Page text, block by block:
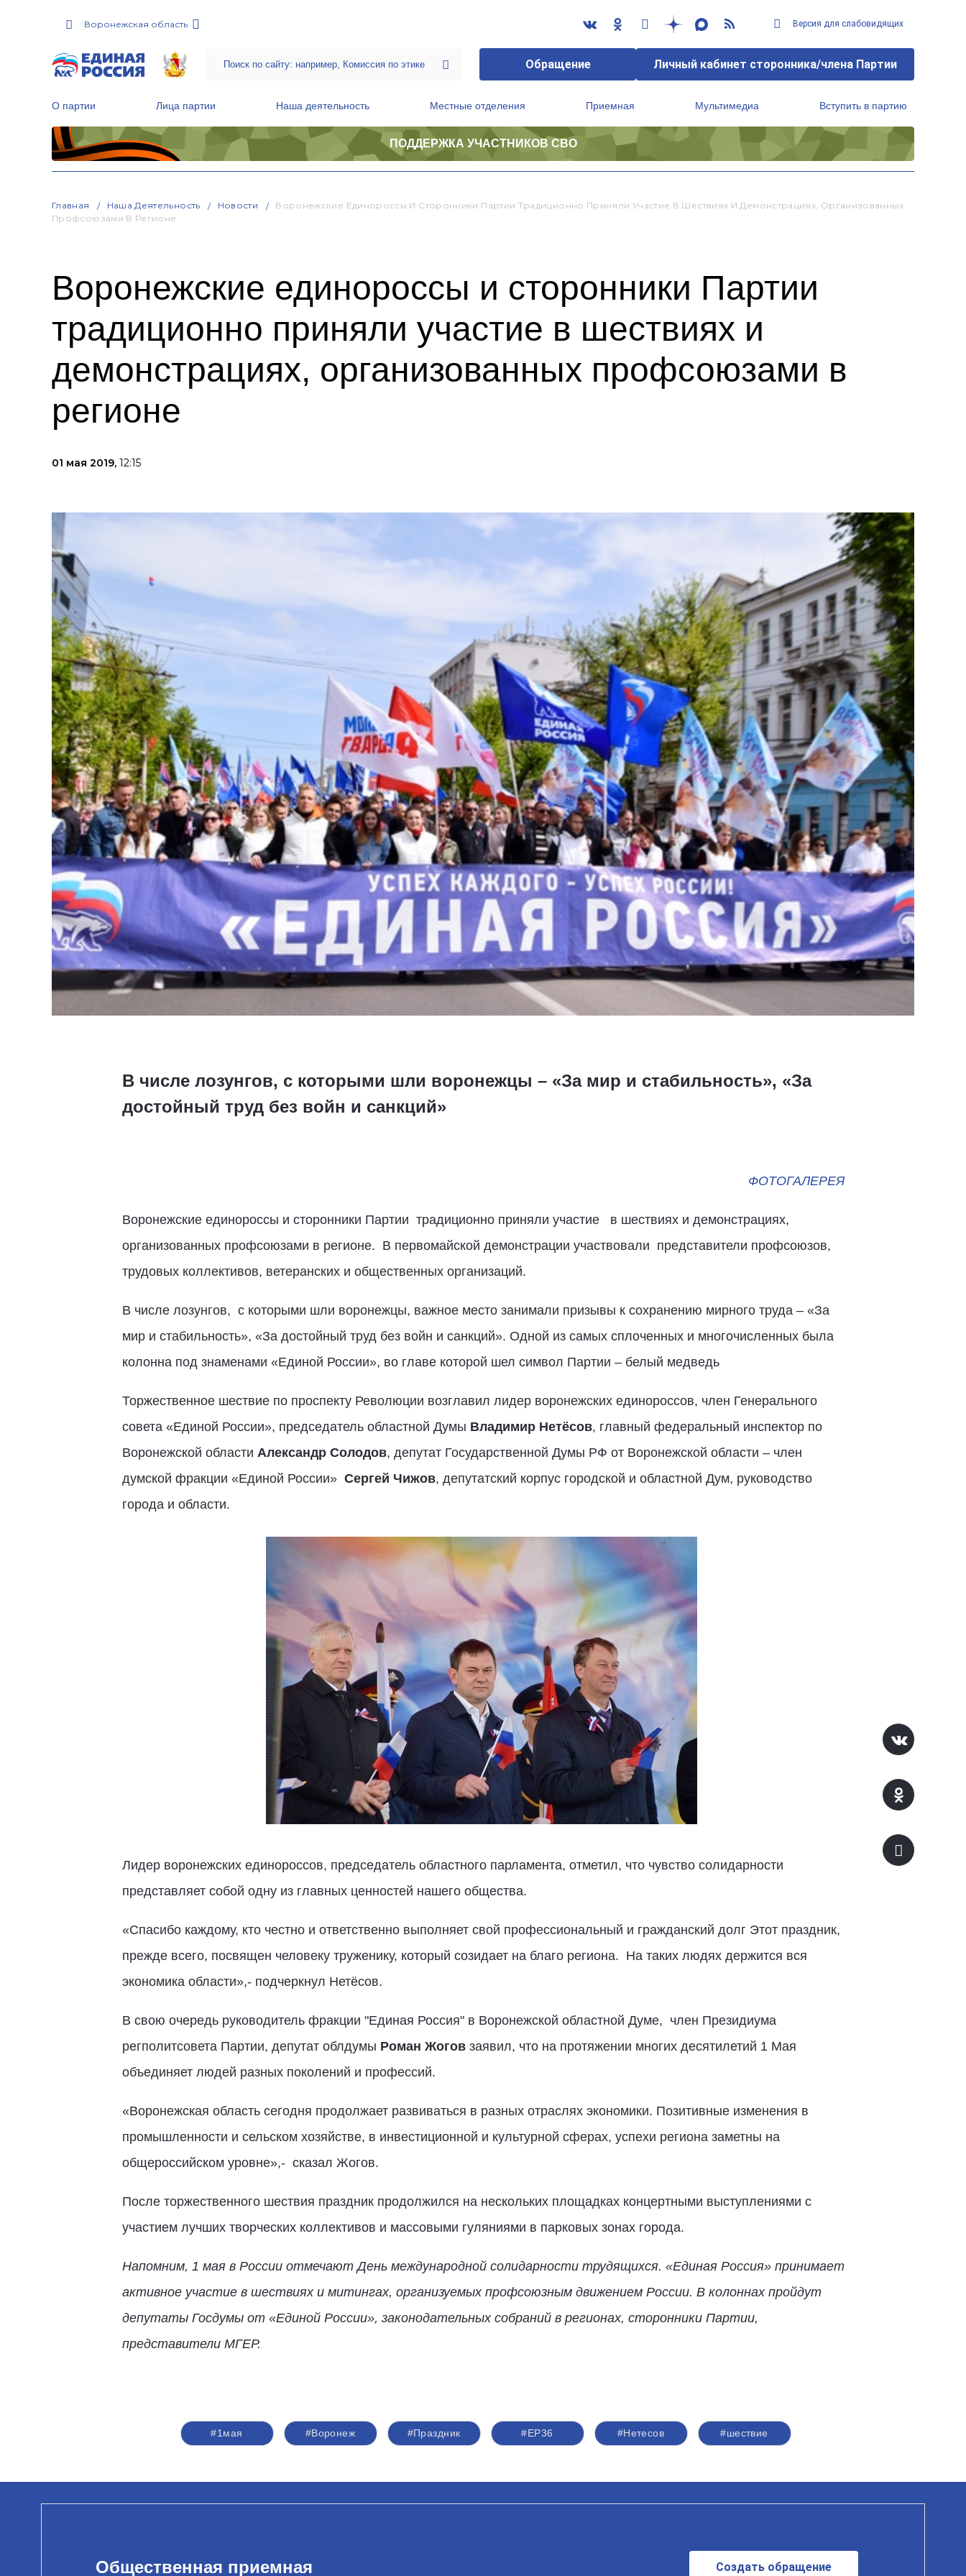
Воронежская область Версия для слабовидящих
Обращение Личный кабинет сторонника/члена Партии
О партии Лица партии Наша деятельность Местные отделения Приемная Мультимедиа Вступить в партию
ПОДДЕРЖКА УЧАСТНИКОВ СВО
Главная Наша Деятельность Новости
Воронежские Единороссы И Сторонники Партии Традиционно Приняли Участие В Шествиях И Демонстрациях, Организованных
Профсоюзами В Регионе
Воронежские единороссы и сторонники Партии
традиционно приняли участие в шествиях и
демонстрациях, организованных профсоюзами в
регионе
01 мая 2019, 12:15
В числе лозунгов, с которыми шли воронежцы – «За мир и стабильность», «За
достойный труд без войн и санкций»
ФОТОГАЛЕРЕЯ
Воронежские единороссы и сторонники Партии традиционно приняли участие в шествиях и демонстрациях,
организованных профсоюзами в регионе. В первомайской демонстрации участвовали представители профсоюзов,
трудовых коллективов, ветеранских и общественных организаций.
В числе лозунгов, с которыми шли воронежцы, важное место занимали призывы к сохранению мирного труда – «За
мир и стабильность», «За достойный труд без войн и санкций». Одной из самых сплоченных и многочисленных была
колонна под знаменами «Единой России», во главе которой шел символ Партии – белый медведь
Торжественное шествие по проспекту Революции возглавил лидер воронежских единороссов, член Генерального
совета «Единой России», председатель областной Думы Владимир Нетёсов, главный федеральный инспектор по
Воронежской области Александр Солодов, депутат Государственной Думы РФ от Воронежской области – член
думской фракции «Единой России» Сергей Чижов, депутатский корпус городской и областной Дум, руководство
города и области.
Лидер воронежских единороссов, председатель областного парламента, отметил, что чувство солидарности
представляет собой одну из главных ценностей нашего общества.
«Спасибо каждому, кто честно и ответственно выполняет свой профессиональный и гражданский долг Этот праздник,
прежде всего, посвящен человеку труженику, который созидает на благо региона. На таких людях держится вся
экономика области»,- подчеркнул Нетёсов.
В свою очередь руководитель фракции "Единая Россия" в Воронежской областной Думе, член Президиума
регполитсовета Партии, депутат облдумы Роман Жоговзаявил, что на протяжении многих десятилетий 1 Мая
объединяет людей разных поколений и профессий.
«Воронежская область сегодня продолжает развиваться в разных отраслях экономики. Позитивные изменения в
промышленности и сельском хозяйстве, в инвестиционной и культурной сферах, успехи региона заметны на
общероссийском уровне»,- сказал Жогов.
После торжественного шествия праздник продолжился на нескольких площадках концертными выступлениями с
участием лучших творческих коллективов и массовыми гуляниями в парковых зонах города.
Напомним, 1 мая в России отмечают День международной солидарности трудящихся. «Единая Россия» принимает
активное участие в шествиях и митингах, организуемых профсоюзным движением России. В колоннах пройдут
депутаты Госдумы от «Единой России», законодательных собраний в регионах, сторонники Партии,
представители МГЕР.
#1мая #Воронеж #Праздник #ЕР36 #Нетесов #шествие
Общественная приемная Создать обращение